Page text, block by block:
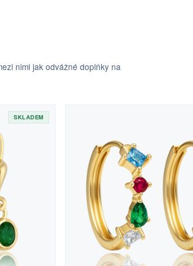
nimi jak odvážné doplňky na
SKLADEM